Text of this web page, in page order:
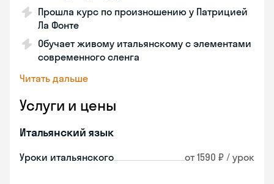
Прошла курс по произношению у Патрицией
Ла Фонте
Обучает живому итальянскому с элементами
современного сленга
Читать дальше
Услуги и цены
Итальянский язык
Уроки итальянского от 1590 ₽ / урок